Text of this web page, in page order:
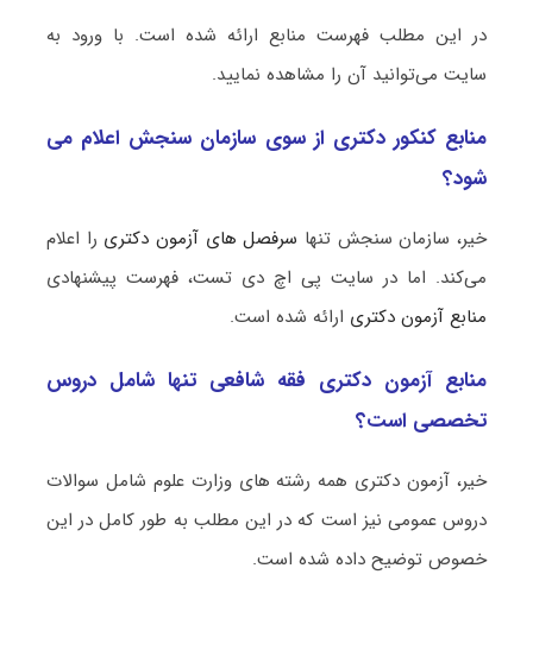
در این مطلب فهرست منابع ارائه شده است. با ورود به
سایت می‌توانید آن را مشاهده نمایید.
منابع کنکور دکتری از سوی سازمان سنجش اعلام می
شود؟
خیر، سازمان سنجش تنها سرفصل های آزمون دکتری را اعلام
می‌کند. اما در سایت پی اچ دی تست، فهرست پیشنهادی
منابع آزمون دکتری ارائه شده است.
منابع آزمون دکتری فقه شافعی تنها شامل دروس
تخصصی است؟
خیر، آزمون دکتری همه رشته های وزارت علوم شامل سوالات
دروس عمومی نیز است که در این مطلب به طور کامل در این
خصوص توضیح داده شده است.